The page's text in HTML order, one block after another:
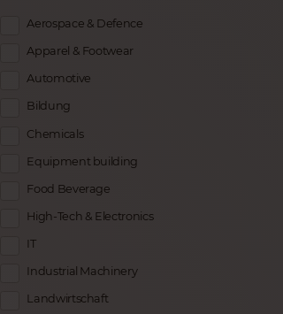
Aerospace & Defence
Apparel & Footwear
Automotive
Bildung
Chemicals
Equipment building
Food Beverage
High-Tech & Electronics
IT
Industrial Machinery
Landwirtschaft